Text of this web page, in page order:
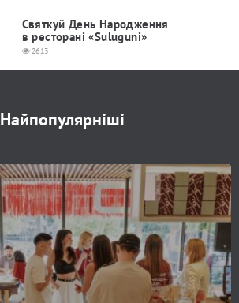
Святкуй День Народження
в ресторані «Suluguni»
2613
Найпопулярніші